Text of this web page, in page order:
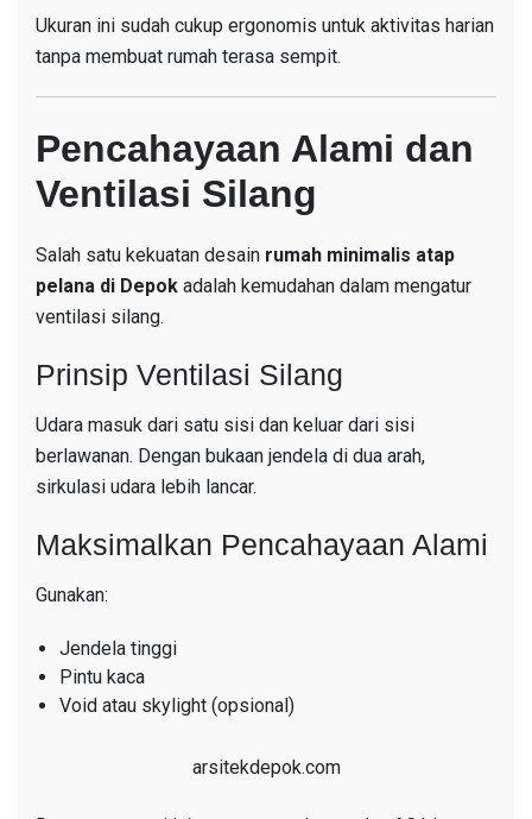
Ukuran ini sudah cukup ergonomis untuk aktivitas harian
tanpa membuat rumah terasa sempit.
Pencahayaan Alami dan
Ventilasi Silang
Salah satu kekuatan desain rumah minimalis atap
pelana di Depok adalah kemudahan dalam mengatur
ventilasi silang.
Prinsip Ventilasi Silang
Udara masuk dari satu sisi dan keluar dari sisi
berlawanan. Dengan bukaan jendela di dua arah,
sirkulasi udara lebih lancar.
Maksimalkan Pencahayaan Alami
Gunakan:
Jendela tinggi
Pintu kaca
Void atau skylight (opsional)
arsitekdepok.com